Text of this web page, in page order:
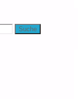
Suche